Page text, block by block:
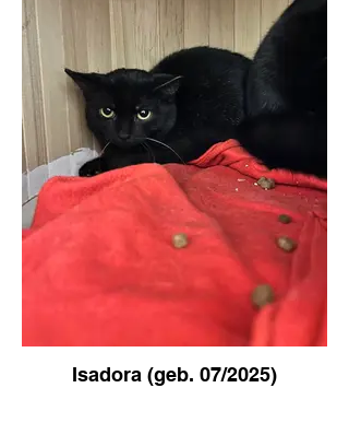
Isadora (geb. 07/2025)